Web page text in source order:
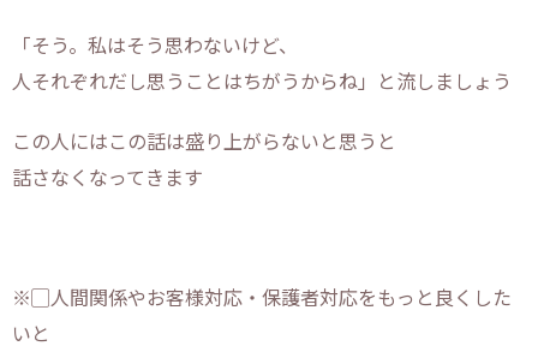
「そう。私はそう思わないけど、
人それぞれだし思うことはちがうからね」と流しましょう
この人にはこの話は盛り上がらないと思うと
話さなくなってきます
※▢人間関係やお客様対応・保護者対応をもっと良くした
いと